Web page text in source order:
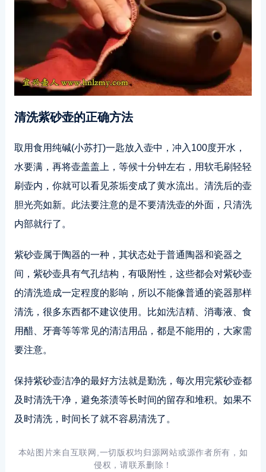
清洗紫砂壶的正确方法
取用食用纯碱(小苏打)一匙放入壶中，冲入100度开水，
水要满，再将壶盖盖上，等候十分钟左右，用软毛刷轻轻
刷壶内，你就可以看见茶垢变成了黄水流出。清洗后的壶
胆光亮如新。此法要注意的是不要清洗壶的外面，只清洗
内部就行了。
紫砂壶属于陶器的一种，其状态处于普通陶器和瓷器之
间，紫砂壶具有气孔结构，有吸附性，这些都会对紫砂壶
的清洗造成一定程度的影响，所以不能像普通的瓷器那样
清洗，很多东西都不建议使用。比如洗洁精、消毒液、食
用醋、牙膏等等常见的清洁用品，都是不能用的，大家需
要注意。
保持紫砂壶洁净的最好方法就是勤洗，每次用完紫砂壶都
及时清洗干净，避免茶渍等长时间的留存和堆积。如果不
及时清洗，时间长了就不容易清洗了。
本站图片来自互联网,一切版权均归源网站或源作者所有，如
侵权，请联系删除！